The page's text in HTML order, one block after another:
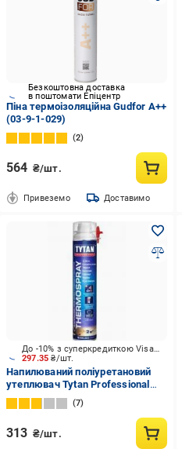
Безкоштовна доставка
в поштомати Епіцентр
Піна термоізоляційна Gudfor A++
(03-9-1-029)
2
564 ₴/шт.
Привеземо Доставимо
297.35₴/шт.
До -10% з суперкредиткою Visa Вигода
Напилюваний поліуретановий
утеплювач Tytan Professional
THERMOSPRAY PRO 870 мл
7
313 ₴/шт.